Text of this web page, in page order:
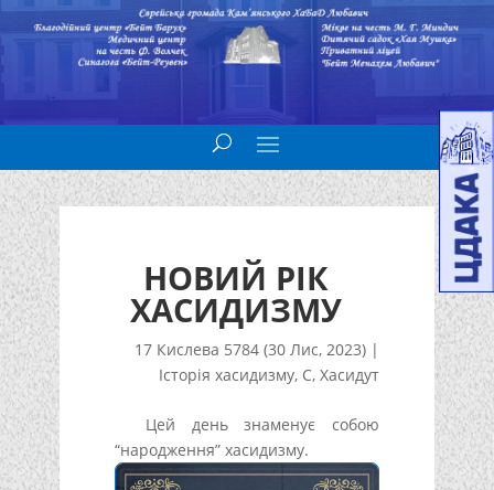
НОВИЙ РІК
ХАСИДИЗМУ
17 Кислева 5784 (30 Лис, 2023) |
Історія хасидизму, С,Хасидут
Цей день знаменує собою
“народження” хасидизму.